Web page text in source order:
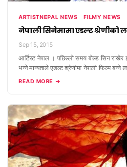
ARTISTNEPAL NEWS FILMY NEWS
नेपाली सिनेमामा एडल्ट श्रेणीको
Sep 15, 2015
आर्टिस्ट नेपाल । पछिल्लो समय बोल्ड सिन राखेर
भन्ने मान्यताले एडल्ट श्रेणीमा नेपाली फिल्म बन्ने
READ MORE →